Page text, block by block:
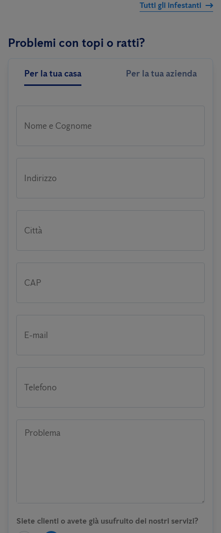
Tutti gli infestanti
Problemi con topi o ratti?
Per la tua casa Per la tua azienda
Nome e Cognome
Indirizzo
Città
CAP
E-mail
Telefono
Problema
Siete clienti o avete già usufruito dei nostri servizi?